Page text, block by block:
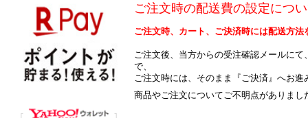
ご注文時の配送費の設定につ
ご注文時、カート、ご決済時には配送方
ご注文後、当方からの受注確認メールに
で、
ご注文時には、そのまま『ご決済』へお進
商品やご注文についてご不明点がありま